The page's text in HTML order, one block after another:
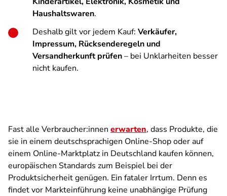
Haushaltswaren.
Deshalb gilt vor jedem Kauf: Verkäufer,
Impressum, Rücksenderegeln und
Versandherkunft prüfen– bei Unklarheiten besser
nicht kaufen.
Fast alle Verbraucher:innen erwarten, dass Produkte, die
sie in einem deutschsprachigen Online-Shop oder auf
einem Online-Marktplatz in Deutschland kaufen können,
europäischen Standards zum Beispiel bei der
Produktsicherheit genügen. Ein fataler Irrtum. Denn es
findet vor Markteinführung keine unabhängige Prüfung